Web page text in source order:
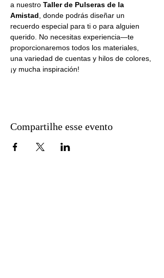
a nuestro Taller de Pulseras de la
Amistad , donde podrás diseñar un
recuerdo especial para ti o para alguien
querido. No necesitas experiencia—te
proporcionaremos todos los materiales,
una variedad de cuentas y hilos de colores,
¡y mucha inspiración!
Compartilhe esse evento